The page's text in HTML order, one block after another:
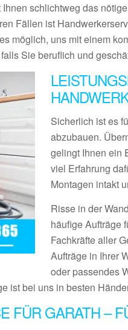
schlichtweg das
Fällen ist
möglich, uns mit einem
Sie beruflich und
Sicherlich ist es
abzubauen.
gelingt Ihnen ein
viel Erfahrung
Montagen intakt
Risse in der
häufige Aufträge
Fachkräfte aller
Aufträge in Ihrer
oder passendes
ist bei uns in besten
FÜR GARATH –